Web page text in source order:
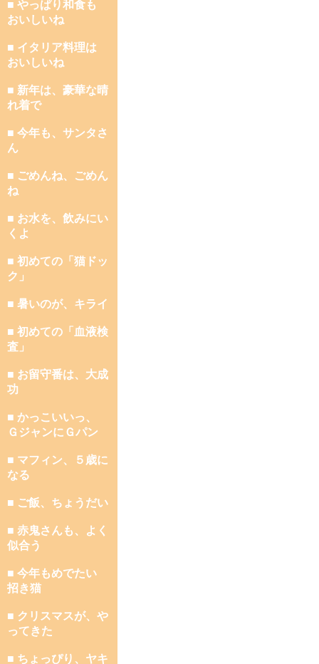
■ やっぱり和食も
おいしいね
■ イタリア料理は
おいしいね
■ 新年は、豪華な晴
れ着で
■ 今年も、サンタさ
ん
■ ごめんね、ごめん
ね
■ お水を、飲みにい
くよ
■ 初めての「猫ドッ
ク」
■ 暑いのが、キライ
■ 初めての「血液検
査」
■ お留守番は、大成
功
■ かっこいいっ、
ＧジャンにＧパン
■ マフィン、５歳に
なる
■ ご飯、ちょうだい
■ 赤鬼さんも、よく
似合う
■ 今年もめでたい
招き猫
■ クリスマスが、や
ってきた
■ ちょっぴり、ヤキ